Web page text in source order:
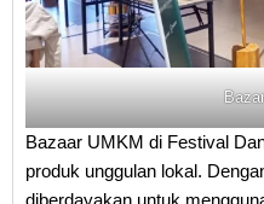
Bazaar UMKM di Festival
produk unggulan lokal.
diberdayakan untuk